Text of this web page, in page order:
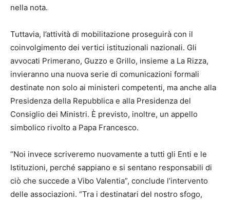
nella nota.
Tuttavia, l’attività di mobilitazione proseguirà con il
coinvolgimento dei vertici istituzionali nazionali. Gli
avvocati Primerano, Guzzo e Grillo, insieme a La Rizza,
invieranno una nuova serie di comunicazioni formali
destinate non solo ai ministeri competenti, ma anche alla
Presidenza della Repubblica e alla Presidenza del
Consiglio dei Ministri. È previsto, inoltre, un appello
simbolico rivolto a Papa Francesco.
“Noi invece scriveremo nuovamente a tutti gli Enti e le
Istituzioni, perché sappiano e si sentano responsabili di
ciò che succede a Vibo Valentia”, conclude l’intervento
delle associazioni. “Tra i destinatari del nostro sfogo,